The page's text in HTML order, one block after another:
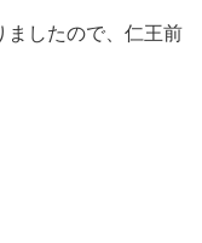
ましたので、仁王前